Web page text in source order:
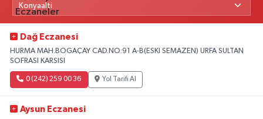
Dağ Eczanesi
HURMA MAH.BOGAÇAY CAD.NO:91 A-B(ESKI SEMAZEN) URFA SULTAN
SOFRASI KARSISI
0 (242) 259 00 36 Yol Tarifi Al
Aysun Eczanesi